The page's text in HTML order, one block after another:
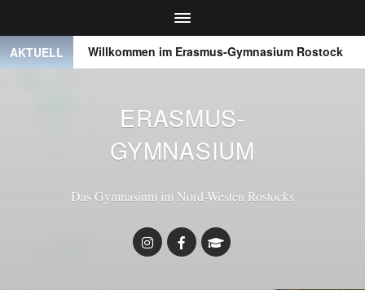
AKTUELL
● Willkommen im Erasmus-Gymnasium Rostock
ERASMUS-
GYMNASIUM
Das Gymnasium im Nord-Westen Rostocks